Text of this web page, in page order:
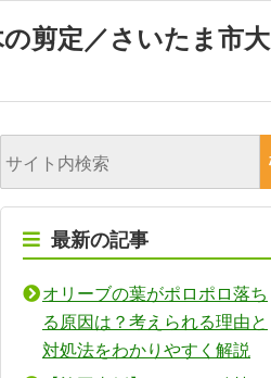
剪定／さいたま市大
最新の記事
オリーブの葉がポロポロ落ち
る原因は？考えられる理由と
対処法をわかりやすく解説